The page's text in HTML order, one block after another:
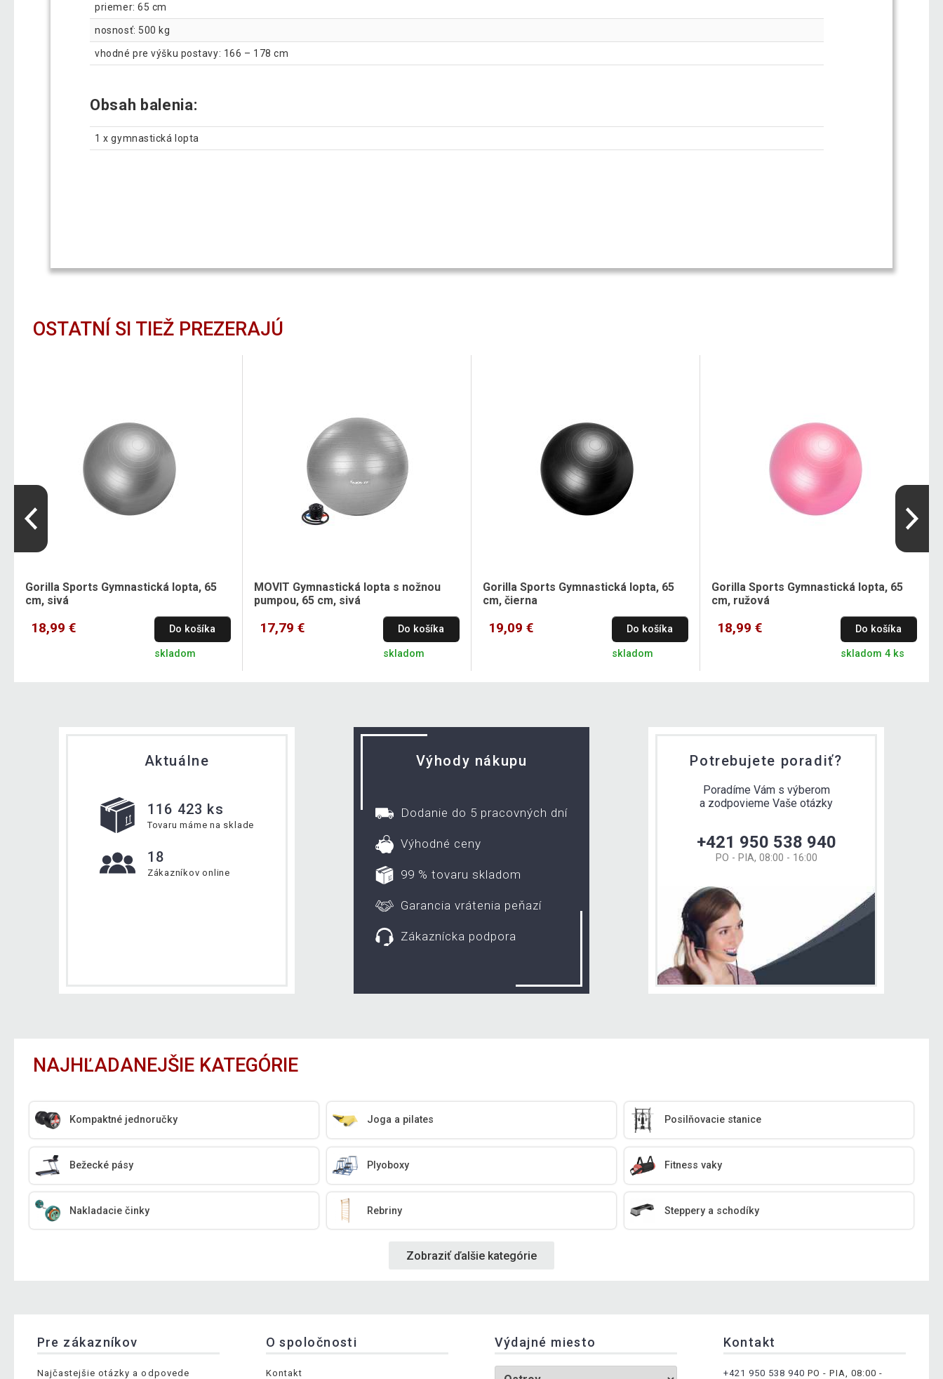
priemer: 65 cm
nosnosť: 500 kg
vhodné pre výšku postavy: 166 – 178 cm
Obsah balenia:
1 x gymnastická lopta
OSTATNÍ SI TIEŽ PREZERAJÚ
Gorilla Sports Gymnastická lopta, 65
cm, sivá
18,99 € Do košíka
skladom
MOVIT Gymnastická lopta s nožnou
pumpou, 65 cm, sivá
17,79 € Do košíka
skladom
Gorilla Sports Gymnastická lopta, 65
cm, čierna
19,09 € Do košíka
skladom
Gorilla Sports Gymnastická lopta, 65
cm, ružová
18,99 € Do košíka
skladom 4 ks
Aktuálne
116 423 ks
Tovaru máme na sklade
18
Zákazníkov online
Výhody nákupu
Dodanie do 5 pracovných dní
Výhodné ceny
99 % tovaru skladom
Garancia vrátenia peňazí
Zákaznícka podpora
Potrebujete poradiť?
Poradíme Vám s výberom
a zodpovieme Vaše otázky
+421 950 538 940
PO - PIA, 08:00 - 16:00
NAJHĽADANEJŠIE KATEGÓRIE
Kompaktné jednoručky Joga a pilates Posilňovacie stanice
Bežecké pásy Plyoboxy Fitness vaky
Nakladacie činky Rebriny Steppery a schodíky
Zobraziť ďalšie kategórie
Pre zákazníkov
Najčastejšie otázky a odpovede
O spoločnosti
Kontakt
Výdajné miesto Kontakt
+421 950 538 940 PO - PIA, 08:00 -